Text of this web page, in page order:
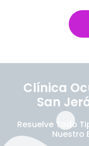
Clínica
San
Resuelve Todo
Nuestro